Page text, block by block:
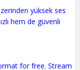
yüksek ses
hem de güvenli
for free. Stream